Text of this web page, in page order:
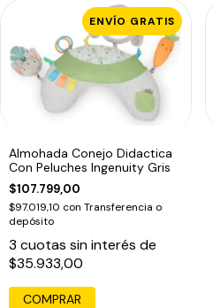
ENVÍO GRATIS
Almohada Conejo Didactica
Con Peluches Ingenuity Gris
$107.799,00
$97.019,10 con Transferencia o
depósito
3 cuotas sin interés de
$35.933,00